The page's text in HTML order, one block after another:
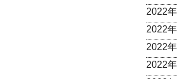
2022
2022
2022
2022